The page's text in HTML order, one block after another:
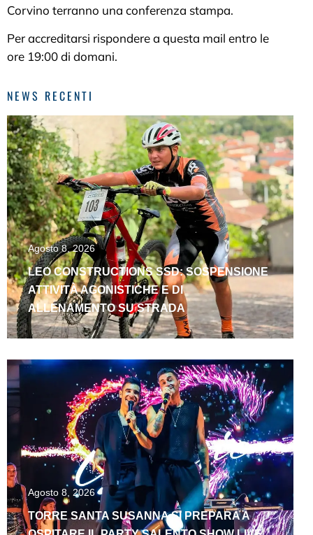
Corvino terranno una conferenza stampa.
Per accreditarsi rispondere a questa mail entro le
ore 19:00 di domani.
NEWS RECENTI
Agosto 8, 2026
LEO CONSTRUCTIONS SSD: SOSPENSIONE
ATTIVITÀ AGONISTICHE E DI
ALLENAMENTO SU STRADA
Agosto 8, 2026
TORRE SANTA SUSANNA SI PREPARA A